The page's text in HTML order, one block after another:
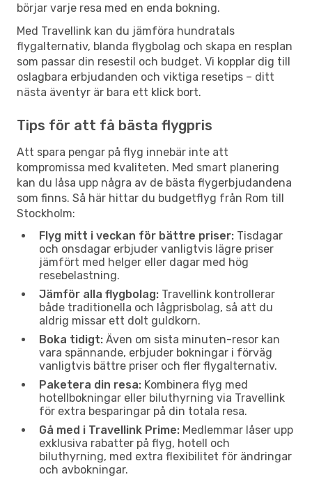
börjar varje resa med en enda bokning.
Med Travellink kan du jämföra hundratals
flygalternativ, blanda flygbolag och skapa en resplan
som passar din resestil och budget. Vi kopplar dig till
oslagbara erbjudanden och viktiga resetips – ditt
nästa äventyr är bara ett klick bort.
Tips för att få bästa flygpris
Att spara pengar på flyg innebär inte att
kompromissa med kvaliteten. Med smart planering
kan du låsa upp några av de bästa flygerbjudandena
som finns. Så här hittar du budgetflyg från Rom till
Stockholm:
Flyg mitt i veckan för bättre priser: Tisdagar
och onsdagar erbjuder vanligtvis lägre priser
jämfört med helger eller dagar med hög
resebelastning.
Jämför alla flygbolag: Travellink kontrollerar
både traditionella och lågprisbolag, så att du
aldrig missar ett dolt guldkorn.
Boka tidigt: Även om sista minuten-resor kan
vara spännande, erbjuder bokningar i förväg
vanligtvis bättre priser och fler flygalternativ.
Paketera din resa: Kombinera flyg med
hotellbokningar eller biluthyrning via Travellink
för extra besparingar på din totala resa.
Gå med i Travellink Prime: Medlemmar låser upp
exklusiva rabatter på flyg, hotell och
biluthyrning, med extra flexibilitet för ändringar
och avbokningar.